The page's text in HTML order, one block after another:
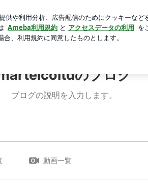
のブログ
ブログの説明を入力します。
動画一覧